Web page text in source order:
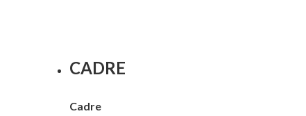
CADRE
Cadre